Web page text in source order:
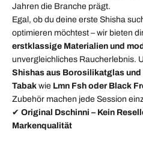
Jahren die Branche prägt.
Egal, ob du deine erste Shisha
optimieren möchtest – wir bieten
erstklassige Materialien und
unvergleichliches Raucherlebnis.
Shishas aus Borosilikatglas und
Tabak wie Lmn Fsh oder Black
Zubehör machen jede Session
✔ Original Dschinni – Kein
Markenqualität